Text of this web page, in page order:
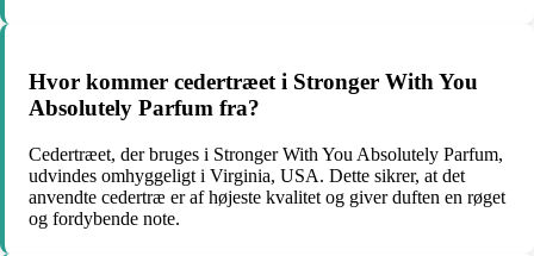
Hvor kommer cedertræet i Stronger With You
Absolutely Parfum fra?
Cedertræet, der bruges i Stronger With You Absolutely Parfum,
udvindes omhyggeligt i Virginia, USA. Dette sikrer, at det
anvendte cedertræ er af højeste kvalitet og giver duften en røget
og fordybende note.